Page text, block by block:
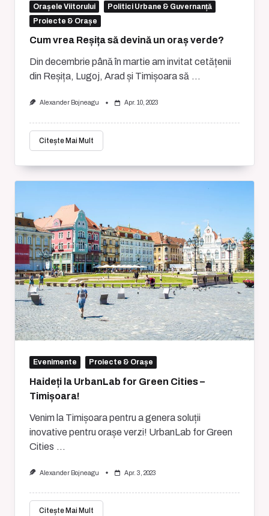
Orașele Viitorului
Politici Urbane & Guvernanță
Proiecte & Orașe
Cum vrea Reșița să devină un oraș verde?
Din decembrie până în martie am invitat cetățenii
din Reșița, Lugoj, Arad și Timișoara să ...
Alexander Bojneagu Apr. 10, 2023
Citește Mai Mult
Evenimente Proiecte & Orașe
Haideți la UrbanLab for Green Cities –
Timișoara!
Venim la Timișoara pentru a genera soluții
inovative pentru orașe verzi! UrbanLab for Green
Cities ...
Alexander Bojneagu Apr. 3, 2023
Citește Mai Mult